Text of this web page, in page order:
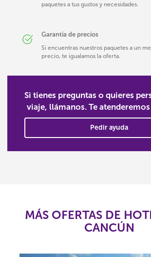
paquetes a tus gustos y necesidades.
Garantía de precios
Si encuentras nuestros paquetes a un
precio, te igualamos la oferta.
Si tienes preguntas o quieres
viaje, llámanos. Te
Pedir ayuda
MÁS OFERTAS DE
CANCÚN